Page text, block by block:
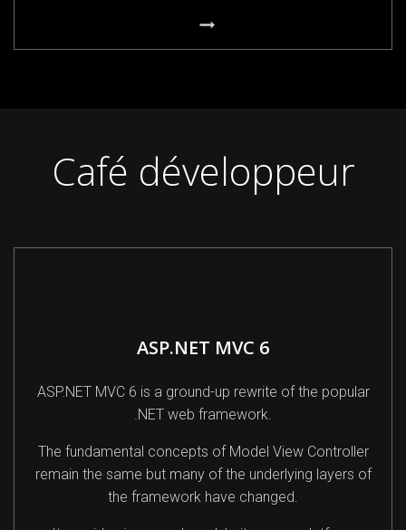
Café développeur
ASP.NET MVC 6
ASP.NET MVC 6 is a ground-up rewrite of the popular
.NET web framework.
The fundamental concepts of Model View Controller
remain the same but many of the underlying layers of
the framework have changed.